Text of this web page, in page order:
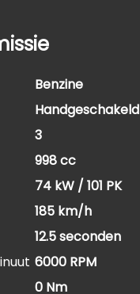
Benzine
Handgeschakeld
3
998 cc
74 kW / 101 PK
185 km/h
12.5 seconden
6000 RPM
0 Nm